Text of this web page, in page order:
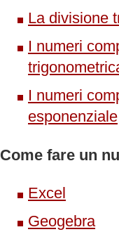
La divisione
I numeri
I numeri
esponenziale
Come fare un
Excel
Geogebra